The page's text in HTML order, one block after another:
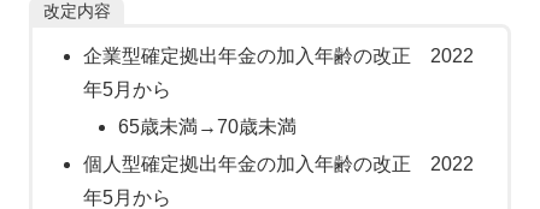
改定内容
企業型確定拠出年金の加入年齢の改正 2022
年5月から
65歳未満→70歳未満
個人型確定拠出年金の加入年齢の改正 2022
年5月から